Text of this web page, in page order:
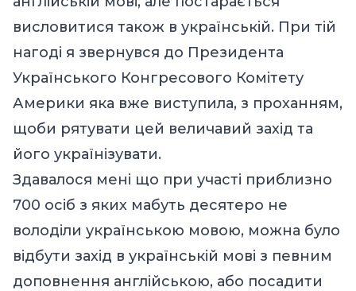
висловитися також в українській. При тій
нагоді я звернувся до Президента
Українського Конгресового Комітету
Америки яка вже виступила, з проханням,
щоби рятувати цей величавий захід та
його українізувати.
Здавалося мені що при участі приблизно
700 осіб з яких мабуть десятеро не
володіли українською мовою, можна було
відбути захід в українській мові з певним
доповнення англійською, або посадити